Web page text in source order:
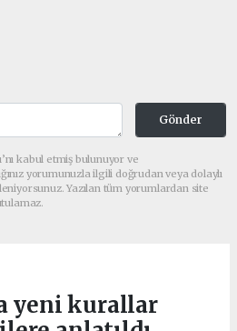
Gönder
kabul etmiş bulunuyor ve
yorumunuzla ilgili doğrudan veya dolaylı
Yazılan tüm yorumlardan site
yeni kurallar